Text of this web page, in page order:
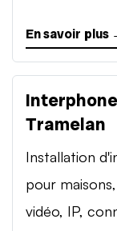
En savoir plus
Tramelan
Installation
pour
vidéo, IP,